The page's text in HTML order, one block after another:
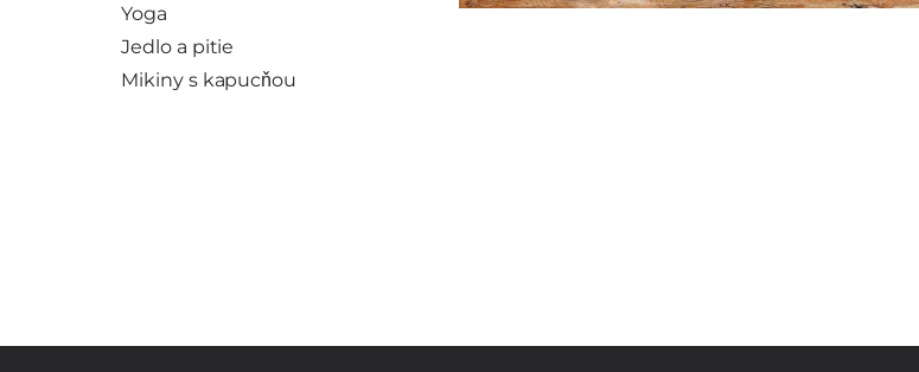
Yoga
Jedlo a pitie
Mikiny s kapucňou